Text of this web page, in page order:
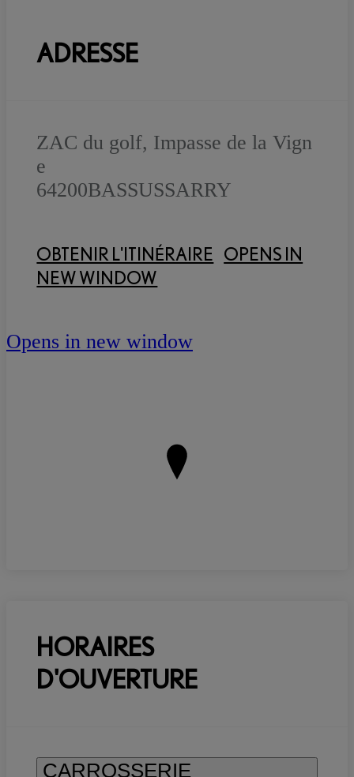
ADRESSE
ZAC du golf, Impasse de la Vign
e
64200BASSUSSARRY
OBTENIR L'ITINÉRAIRE OPENS IN
NEW WINDOW
Opens in new window
HORAIRES
D'OUVERTURE
CARROSSERIE